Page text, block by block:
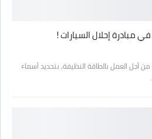
مبادرة إحلال السيارات !
أجل العمل بالطاقة النظيفة، بتحديد أسماء